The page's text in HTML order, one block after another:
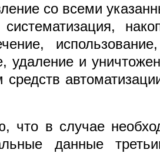
со всеми
удаление и
что в случае
данные